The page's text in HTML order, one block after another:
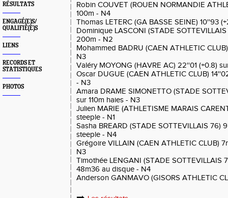
RÉSULTATS
ENGAGÉ(E)S/
QUALIFIÉ(E)S
LIENS
RECORDS ET
STATISTIQUES
PHOTOS
Robin COUVET (ROUEN NORMANDIE
100m - N4
Thomas LETERC (GA BASSE SEINE) 10''93
Dominique LASCONI (STADE
200m - N2
Mohammed BADRU (CAEN ATHLETIC
N3
Valéry MOYONG (HAVRE AC) 22''01 (+0.8)
Oscar DUGUE (CAEN ATHLETIC CLUB)
- N3
Amara DRAME SIMONETTO (STADE
sur 110m haies - N3
Julien MARIE (ATHLETISME MARAIS
steeple - N1
Sasha BREARD (STADE SOTTEVILLAIS 76)
steeple - N4
Grégoire VILLAIN (CAEN ATHLETIC CLUB)
N3
Timothée LENGANI (STADE SOTTEVILLAIS
48m36 au disque - N4
Anderson GANMAVO (GISORS ATHLETIC